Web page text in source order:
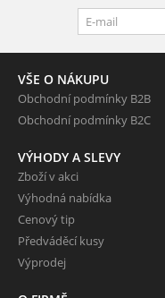
VŠE O NÁKUPU
Obchodní podmínky B2B
Obchodní podmínky B2C
VÝHODY A SLEVY
Zboží v akci
Výhodná nabídka
Cenový tip
Předváděcí kusy
Výprodej